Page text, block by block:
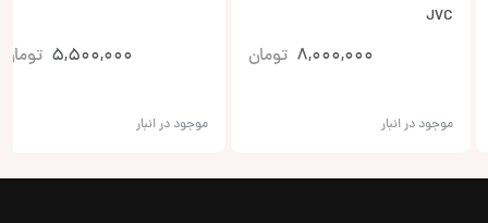
JVC
8,000,000 تومان
موجود در انبار
5,500,000 تومان
موجود در انبار